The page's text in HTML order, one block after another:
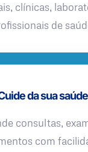
clínicas,
de
da sua saúde
consultas,
com